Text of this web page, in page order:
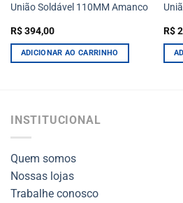
União Soldável 110MM Amanco
R$394,00
ADICIONAR AO CARRINHO
R$
INSTITUCIONAL
Quem somos
Nossas lojas
Trabalhe conosco